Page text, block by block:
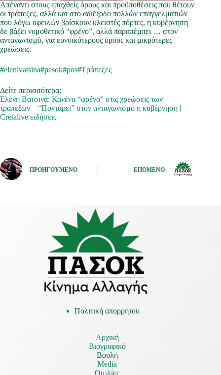
Απέναντι στους επαχθείς όρους και προϋποθέσεις που θέτουν
οι τράπεζες, αλλά και στο αδιέξοδο πολλών επαγγελματιών
που λόγω οφειλών βρίσκουν κλειστές πόρτες, η κυβέρνηση
δε βάζει νομοθετικό “φρένο”, αλλά παραπέμπει … στον
ανταγωνισμό, για ευνοϊκότερους όρους και μικρότερες
χρεώσεις.
#elenivatsina#pasok#pos#Τράπεζες
Δείτε περισσότερα:
Ελένη Βατσινά: Κανένα “φρένο” στις χρεώσεις των
τραπεζών – “Ποντάρει” στον ανταγωνισμό η κυβέρνηση |
Cretalive ειδήσεις
ΠΡΟΗΓΟΎΜΕΝΟ ΕΠΌΜΕΝΟ
Πολιτική απορρήτου
Αρχική
Βιογραφικό
Βουλή
Media
Ομιλίες